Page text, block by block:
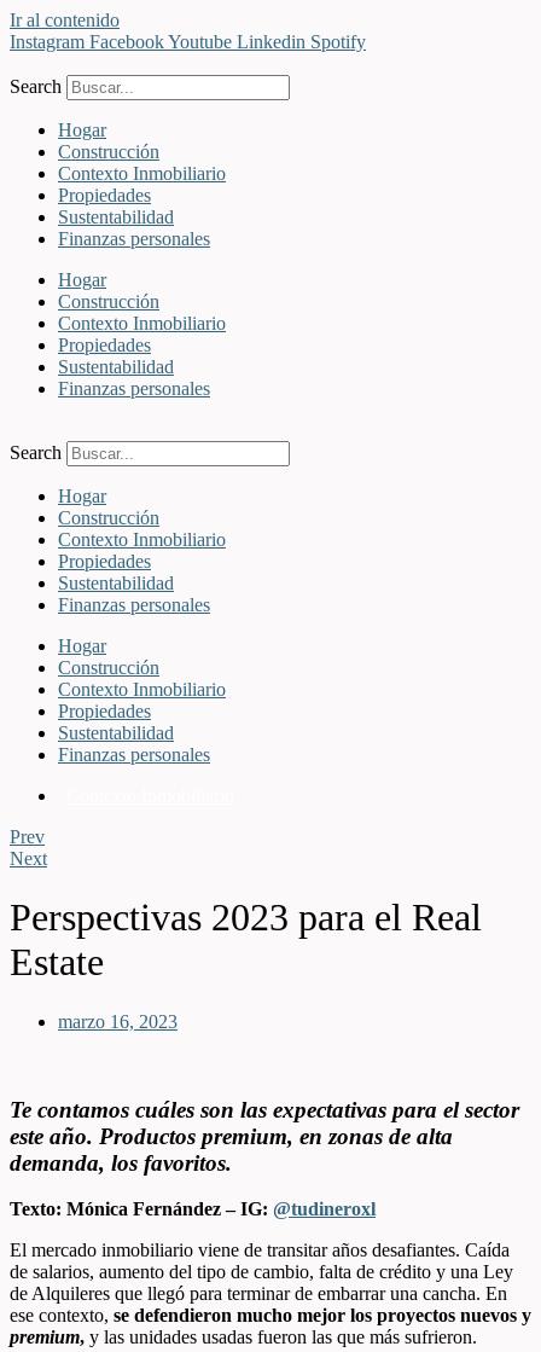
Ir al contenido
Instagram FacebookYoutube Linkedin Spotify
Search
Hogar
Construcción
Contexto Inmobiliario
Propiedades
Sustentabilidad
Finanzas personales
Hogar
Construcción
Contexto Inmobiliario
Propiedades
Sustentabilidad
Finanzas personales
Search
Hogar
Construcción
Contexto Inmobiliario
Propiedades
Sustentabilidad
Finanzas personales
Hogar
Construcción
Contexto Inmobiliario
Propiedades
Sustentabilidad
Finanzas personales
Prev
Next
Perspectivas 2023 para el Real
Estate
marzo 16, 2023
Te contamos cuáles son las expectativas para el sector
este año. Productos premium, en zonas de alta
demanda, los favoritos.
Texto: Mónica Fernández – IG: @tudineroxl
El mercado inmobiliario viene de transitar años desafiantes. Caída
de salarios, aumento del tipo de cambio, falta de crédito y una Ley
de Alquileres que llegó para terminar de embarrar una cancha. En
ese contexto, se defendieron mucho mejor los proyectos nuevos y
premium, y las unidades usadas fueron las que más sufrieron.